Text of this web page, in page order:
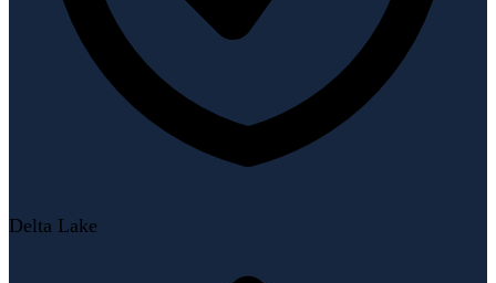
Delta Lake